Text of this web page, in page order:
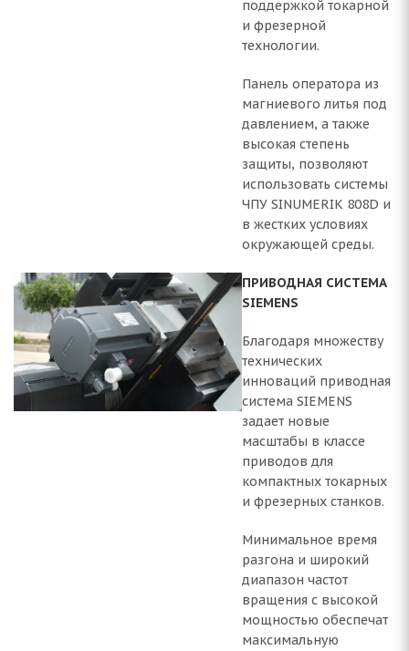
поддержкой токарной
и фрезерной
технологии.
Панель оператора из
магниевого литья под
давлением, а также
высокая степень
защиты, позволяют
использовать системы
ЧПУ SINUMERIK 808D и
в жестких условиях
окружающей среды.
ПРИВОДНАЯ СИСТЕМА
SIEMENS
Благодаря множеству
технических
инноваций приводная
система SIEMENS
задает новые
масштабы в классе
приводов для
компактных токарных
и фрезерных станков.
Минимальное время
разгона и широкий
диапазон частот
вращения c высокой
мощностью обеспечат
максимальную